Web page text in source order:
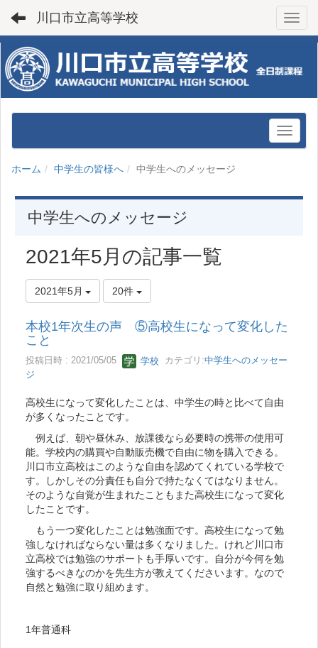
川口市立高等学校
ホーム 中学生の皆様へ 中学生へのメッセージ
中学生へのメッセージ
2021年5月の記事一覧
2021年5月 20件
本校1年次生の声 ⑤高校生になって変化した
こと
投稿日時 : 2021/05/05 学校 カテゴリ:中学生へのメッセー
ジ
高校生になって変化したことは、中学生の時と比べて自由
が多くなったことです。
例えば、朝や昼休み、放課後なら必要時の携帯の使用可
能。学校内の購買や自動販売機で自由に物を購入できる。
川口市立高校はこのような自由を認めてくれている学校で
す。しかしその分責任も自分で持たなくてはなりません。
そのような自覚が生まれたこともまた高校生になって変化
したことです。
もう一つ変化したことは勉強面です。高校生になって勉
強しなければならない量は多くなりました。けれど川口市
立高校では勉強のサポートも手厚いです。自分が今何を勉
強するべきなのかを先生方が教えてくださいます。なので
自然と勉強に取り組めます。
1年普通科